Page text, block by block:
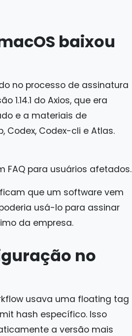
baixou
no processo de assinatura
1.14.1 do Axios, que era
e a materiais de
Codex, Codex-cli e Atlas.
FAQ para usuários afetados.
que um software vem
usá-lo para assinar
da empresa.
no
usava uma floating tag
hash específico. Isso
a versão mais